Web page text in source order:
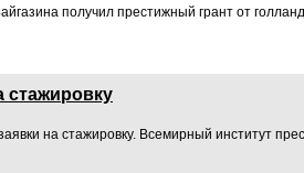
получил престижный грант от
стажировку
на стажировку. Всемирный институт